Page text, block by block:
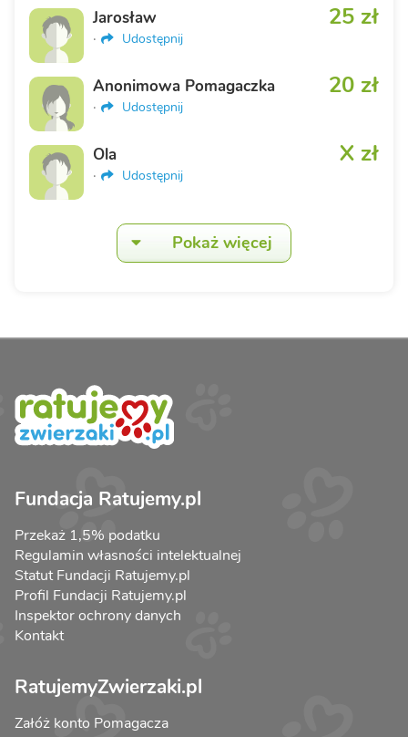
25 zł
Jarosław
· Udostępnij
20 zł
Anonimowa Pomagaczka
· Udostępnij
X zł
Ola
· Udostępnij
Pokaż więcej
Fundacja Ratujemy.pl
Przekaż 1,5% podatku
Regulamin własności intelektualnej
Statut Fundacji Ratujemy.pl
Profil Fundacji Ratujemy.pl
Inspektor ochrony danych
Kontakt
RatujemyZwierzaki.pl
Załóż konto Pomagacza